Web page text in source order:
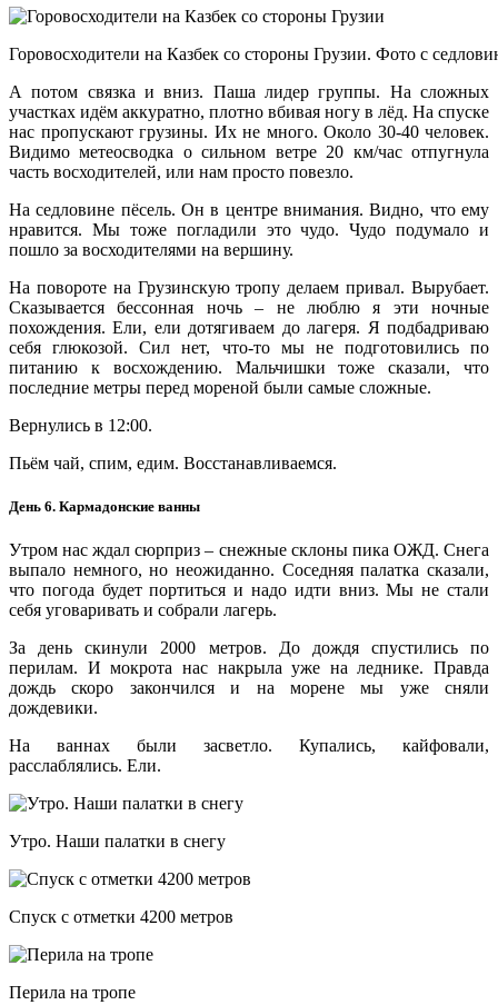
Горовосходители на Казбек со стороны Грузии. Фото с
А потом связка и вниз. Паша лидер группы. На сложных
участках идём аккуратно, плотно вбивая ногу в лёд. На спуске
нас пропускают грузины. Их не много. Около 30-40 человек.
Видимо метеосводка о сильном ветре 20 км/час отпугнула
часть восходителей, или нам просто повезло.
На седловине пёсель. Он в центре внимания. Видно, что ему
нравится. Мы тоже погладили это чудо. Чудо подумало и
пошло за восходителями на вершину.
На повороте на Грузинскую тропу делаем привал. Вырубает.
Сказывается бессонная ночь – не люблю я эти ночные
похождения. Ели, ели дотягиваем до лагеря. Я подбадриваю
себя глюкозой. Сил нет, что-то мы не подготовились по
питанию к восхождению. Мальчишки тоже сказали, что
последние метры перед мореной были самые сложные.
Вернулись в 12:00.
Пьём чай, спим, едим. Восстанавливаемся.
День 6. Кармадонские ванны
Утром нас ждал сюрприз – снежные склоны пика ОЖД. Снега
выпало немного, но неожиданно. Соседняя палатка сказали,
что погода будет портиться и надо идти вниз. Мы не стали
себя уговаривать и собрали лагерь.
За день скинули 2000 метров. До дождя спустились по
перилам. И мокрота нас накрыла уже на леднике. Правда
дождь скоро закончился и на морене мы уже сняли
дождевики.
На ваннах были засветло. Купались, кайфовали,
расслаблялись. Ели.
Утро. Наши палатки в снегу
Спуск с отметки 4200 метров
Перила на тропе